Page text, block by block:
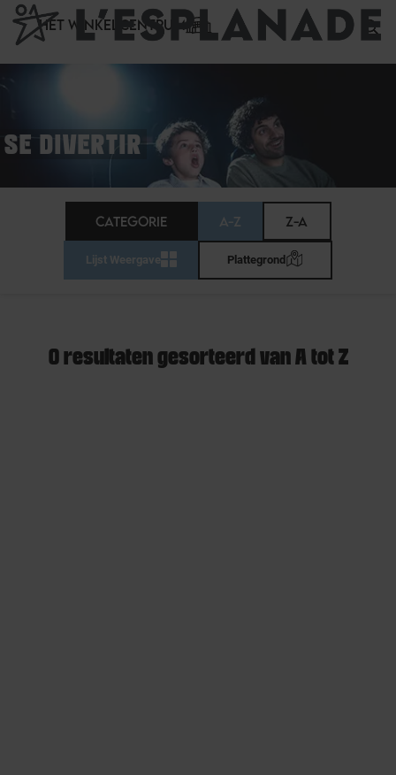
HET WINKELCENTRUM
SE DIVERTIR
CATEGORIE A-Z Z-A
Lijst Weergave Plattegrond
0 resultaten gesorteerd van A tot Z
Cookies beheer paneel